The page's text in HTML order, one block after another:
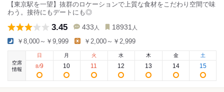
【東京駅を一望】抜群のロケーションで上質な食材をこだわり空間で味
わう。接待にもデートにも◎
3.45 433 人 18931 人
￥8,000～￥9,999 ￥2,000～￥2,999
空席
情報
日
8/9
月
10
火
11
水
12
木
13
金
14
土
15